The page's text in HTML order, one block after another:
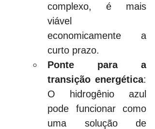
complexo, é mais
viável
economicamente a
curto prazo.
Ponte para a
transição energética:
O hidrogênio azul
pode funcionar como
uma solução de